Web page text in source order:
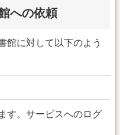
への依頼
館に対して以下のよう
す。サービスへのログ